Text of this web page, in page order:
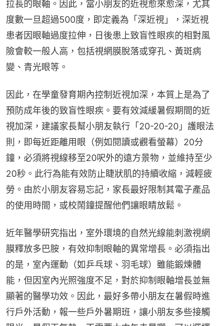
拉長的眼軸。因此，當小朋友的近視愈來愈深，尤其
度數一旦超過500度，即定義為「深近視」，深近視
患者因眼軸過度拉伸，日後患上致盲性眼疾的相對風
險會較一般人高，包括視網膜脫落或穿孔、黃斑病
變、青光眼等。
因此，在學童發育期內控制近視加深，本質上是為了
預防成年後的致盲性眼疾。要有效減緩暑假期間的近
視加深，建議家長幫小朋友執行「20-20-20」護眼法
則，即每近距離用眼（例如閱讀或觀看螢幕）20分
鐘，必須將視線移至20呎外的遠方景物，並維持至少
20秒。此行為能有效防止睫狀肌的持續收縮，減輕疲
勞。由於小朋友容易忘記，家長最好限制其電子產品
的使用時間，或校鬧鐘提醒他們讓眼睛放鬆。
近年醫學研究指出，室外環境的自然光線能刺激視網
膜釋放多巴胺，有效抑制眼軸的異常增長。必須指出
的是，室內運動（如乒乓球、羽毛球）雖能鍛煉體
能，但因室內光照強度不足，對於抑制眼軸增長並無
顯著的醫學功效。因此，最好多帶小朋友在暑假時進
行戶外活動，報一些戶外暑期班，讓小朋友多些接觸